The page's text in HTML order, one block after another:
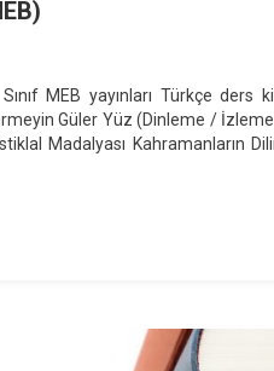
MEB yayınları Türkçe ders
Güler Yüz (Dinleme /
Madalyası Kahramanların